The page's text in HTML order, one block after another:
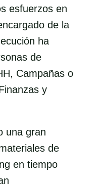
esfuerzos en
de la
ha
de
Campañas o
y
una gran
de
en tiempo